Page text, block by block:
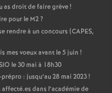
as droit de faire grève!
pour le M2?
rendre à un concours (CAPES,
mes voeux avant le 5 juin !
le 30 mai à 18h30
: jusqu’au 28 mai 2023!
dans l’académie de